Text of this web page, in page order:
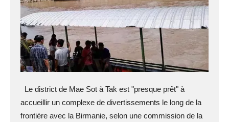
Le district de Mae Sot à Tak est "presque prêt" à
accueillir un complexe de divertissements le long de la
frontière avec la Birmanie, selon une commission de la